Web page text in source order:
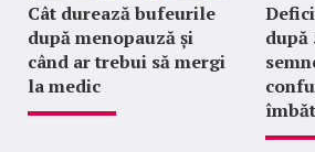
Cât durează bufeurile
după menopauză și
când ar trebui să mergi
la medic
după